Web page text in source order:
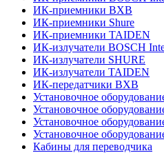
ИК-приемники BXB
ИК-приемники Shure
ИК-приемники TAIDEN
ИК-излучатели BOSCH
ИК-излучатели SHURE
ИК-излучатели TAIDEN
ИК-передатчики BXB
Установочное
Установочное
Установочное
Установочное
Кабины для переводчика